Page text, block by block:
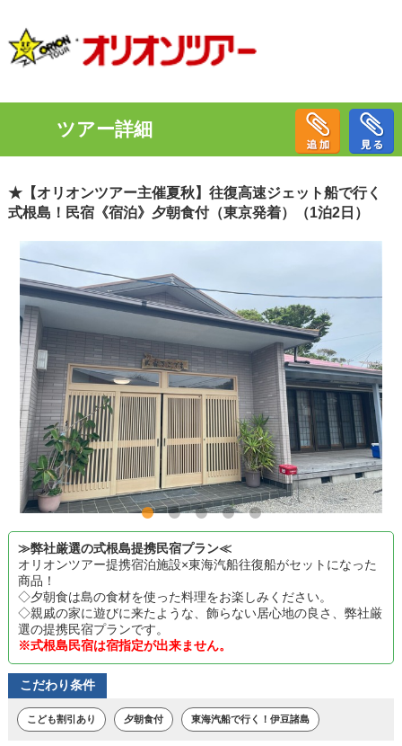
ツアー詳細
★【オリオンツアー主催夏秋】往復高速ジェット船で行く
式根島！民宿《宿泊》夕朝食付（東京発着）（1泊2日）
≫弊社厳選の式根島提携民宿プラン≪
オリオンツアー提携宿泊施設×東海汽船往復船がセットになった
商品！
◇夕朝食は島の食材を使った料理をお楽しみください。
◇親戚の家に遊びに来たような、飾らない居心地の良さ、弊社厳
選の提携民宿プランです。
※式根島民宿は宿指定が出来ません。
こだわり条件
こども割引あり 夕朝食付 東海汽船で行く！伊豆諸島